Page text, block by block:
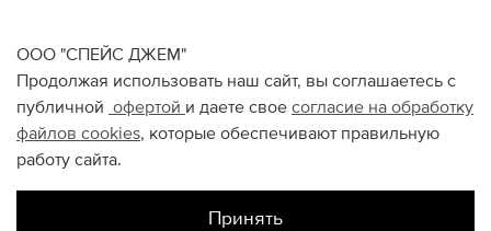
ООО "СПЕЙС ДЖЕМ"
Продолжая использовать наш сайт, вы соглашаетесь с
публичной офертой и даете свое согласие на обработку
файлов cookies, которые обеспечивают правильную
работу сайта.
Принять